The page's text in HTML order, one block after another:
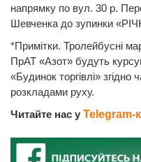
напрямку по вул. 30 р.
Шевченка до зупинки
*Примітки. Тролейбусні
ПрАТ «Азот» будуть
«Будинок торгівлі»
розкладами руху.
Читайте нас у Telegram-